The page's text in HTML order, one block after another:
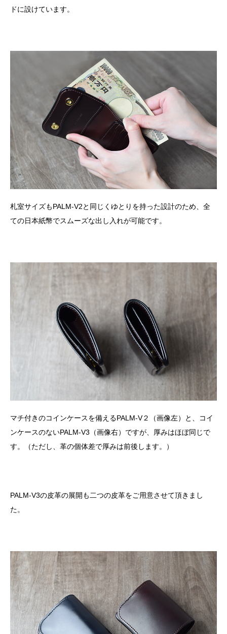
ドに設けています。
札室サイズもPALM-V2と同じくゆとりを持った設計のため、全
ての日本紙幣でスムーズな出し入れが可能です。
マチ付きのコインケースを備えるPALM-V２（画像左）と、コイ
ンケースのないPALM-V3（画像右）ですが、厚みはほぼ同じで
す。（ただし、革の個体差で厚みは前後します。）
PALM-V3の皮革の展開も二つの皮革をご用意させて頂きまし
た。